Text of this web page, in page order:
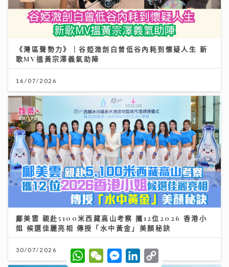
《灣區聲勢力》｜谷婭溦剖白曾低谷內耗到懷疑人生 新
歌MV搵黃宗澤義氣助陣
16/07/2026
鄺美雲 親赴5100米西藏高山考察 攜12位2026 香港小
姐 候選佳麗亮相 傳授「水中黃金」美顏秘訣
30/07/2026
W
h
W
e
M
e
L
o